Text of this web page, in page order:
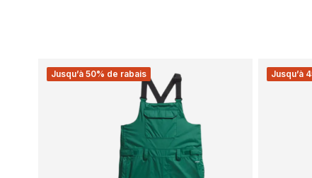
Jusqu’à 50% de rabais Jusqu’à